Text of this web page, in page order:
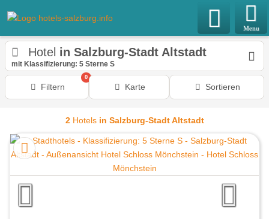
Menu
Hotel in Salzburg-Stadt Altstadt
mit Klassifizierung: 5 Sterne S
Filtern
0
Karte Sortieren
2Hotels in Salzburg-Stadt Altstadt